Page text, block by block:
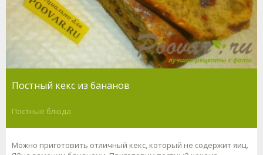
Постный кекс из бананов
Постные блюда
Можно приготовить отличный кекс, который не содержит яиц.